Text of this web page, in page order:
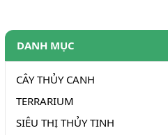
DANH MỤC
CÂY THỦY CANH
TERRARIUM
SIÊU THỊ THỦY TINH